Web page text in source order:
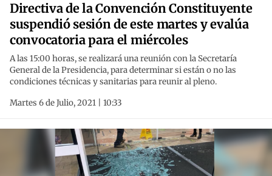
Directiva de la Convención Constituyente
suspendió sesión de este martes y evalúa
convocatoria para el miércoles
A las 15:00 horas, se realizará una reunión con la Secretaría
General de la Presidencia, para determinar si están o no las
condiciones técnicas y sanitarias para reunir al pleno.
Martes 6 de Julio, 2021 | 10:33